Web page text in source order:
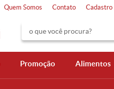
Quem Somos Contato Cadastro
Promoção Alimentos